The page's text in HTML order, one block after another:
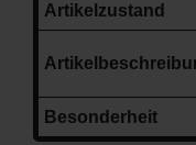
Artikelzustand
Besonderheit